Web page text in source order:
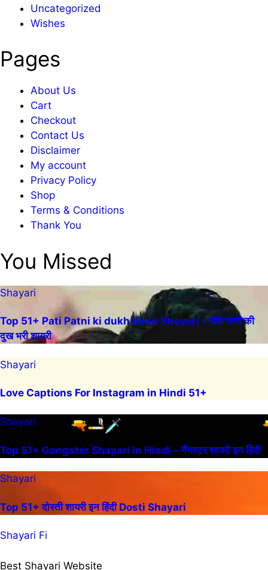
Uncategorized
Wishes
Pages
About Us
Cart
Checkout
Contact Us
Disclaimer
My account
Privacy Policy
Shop
Terms & Conditions
Thank You
You Missed
Shayari
Top 51+ Pati Patni ki dukh bhari Shayari – पति पत्नी की
दुख भरी शायरी
Shayari
Love Captions For Instagram in Hindi 51+
Shayari
Top 51+ Gangster Shayari In Hindi – गैंगस्टर शायरी इन हिंदी
Shayari
Top 51+ दोस्ती शायरी इन हिंदी Dosti Shayari
Shayari Fi
Best Shayari Website